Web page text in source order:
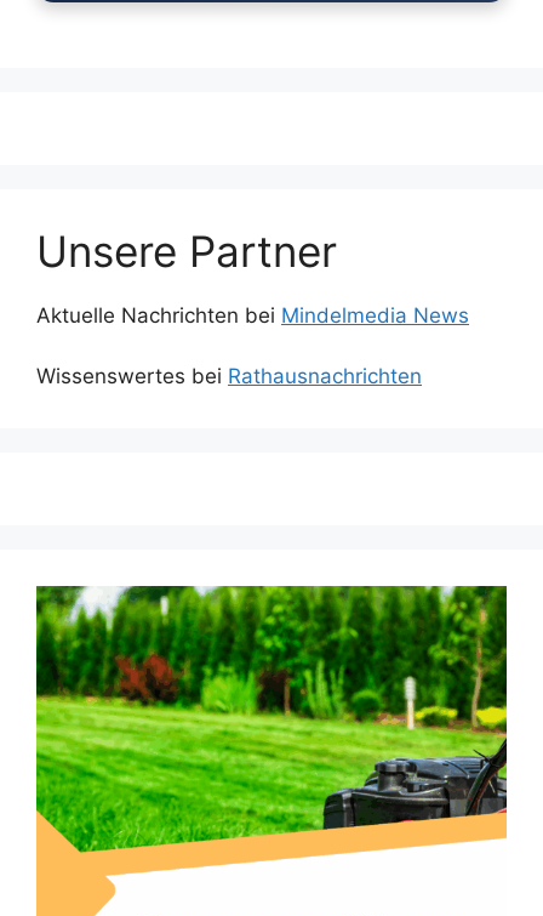
Unsere Partner
Aktuelle Nachrichten bei Mindelmedia News
Wissenswertes bei Rathausnachrichten